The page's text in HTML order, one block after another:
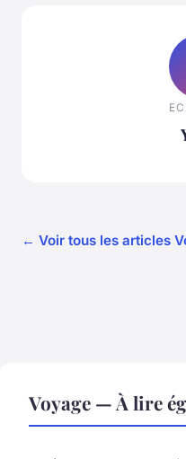
← Voir tous les articles
Voyage — À lire